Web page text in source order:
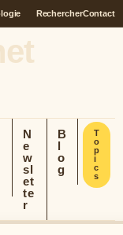
RechercherContact
N
e
w
sl
et
te
r
B
l
o
g
T
o
p
i
c
s